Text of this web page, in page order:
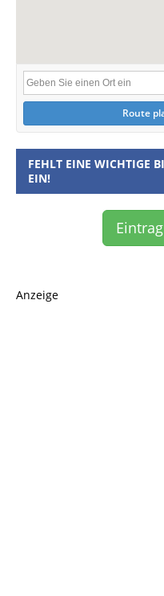
Route
FEHLT EINE WICHTIGE
EIN!
Anzeige